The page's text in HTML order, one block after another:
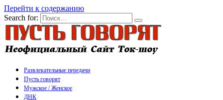
Перейти к содержанию
Search for:
Развлекательные передачи
Пусть говорят
Мужское / Женское
ДНК